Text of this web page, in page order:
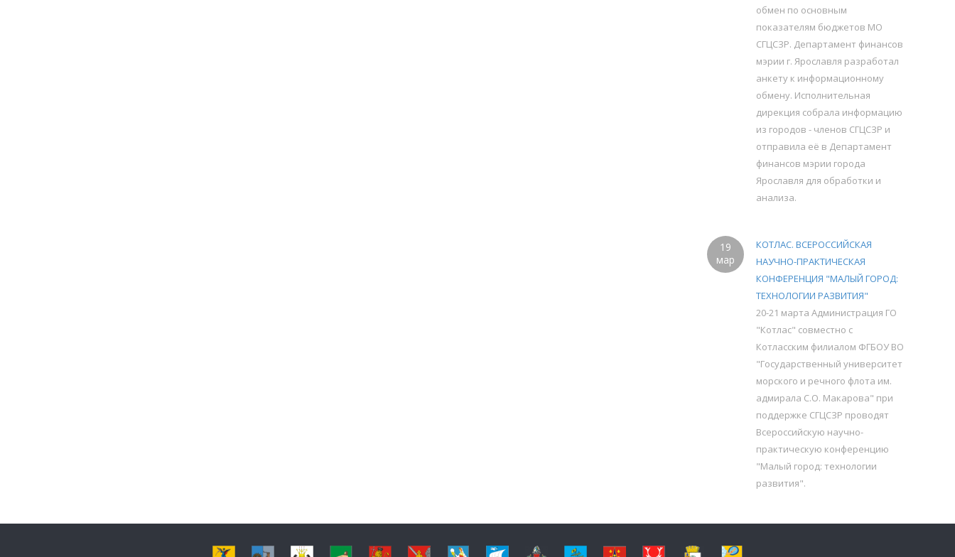
обмен по основным
показателям бюджетов МО
СГЦСЗР. Департамент финансов
мэрии г. Ярославля разработал
анкету к информационному
обмену. Исполнительная
дирекция собрала информацию
из городов - членов СГЦСЗР и
отправила её в Департамент
финансов мэрии города
Ярославля для обработки и
анализа.
19
мар
КОТЛАС. ВСЕРОССИЙСКАЯ
НАУЧНО-ПРАКТИЧЕСКАЯ
КОНФЕРЕНЦИЯ "МАЛЫЙ ГОРОД:
ТЕХНОЛОГИИ РАЗВИТИЯ"
20-21 марта Администрация ГО
"Котлас" совместно с
Котласским филиалом ФГБОУ ВО
"Государственный университет
морского и речного флота им.
адмирала С.О. Макарова" при
поддержке СГЦСЗР проводят
Всероссийскую научно-
практическую конференцию
"Малый город: технологии
развития".